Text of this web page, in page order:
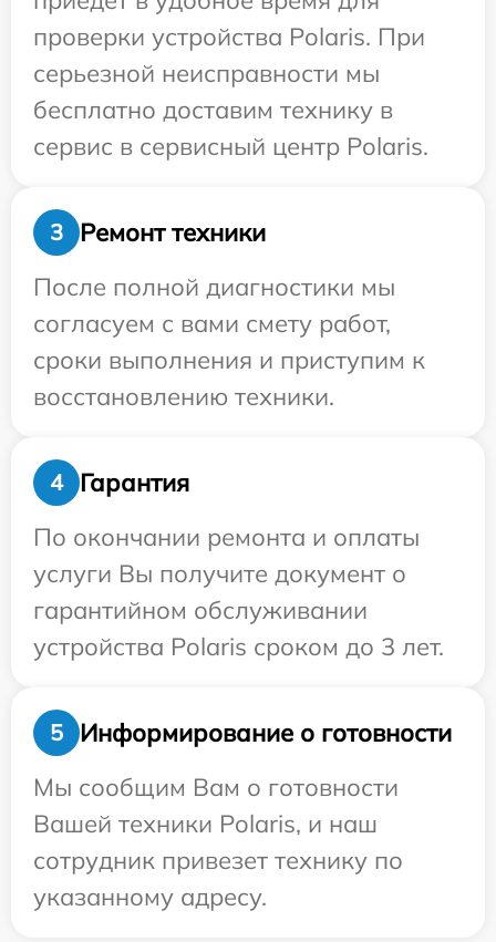
проверки устройства Polaris. При
серьезной неисправности мы
бесплатно доставим технику в
сервис в сервисный центр Polaris.
3
Ремонт техники
После полной диагностики мы
согласуем с вами смету работ,
сроки выполнения и приступим к
восстановлению техники.
4
Гарантия
По окончании ремонта и оплаты
услуги Вы получите документ о
гарантийном обслуживании
устройства Polaris сроком до 3 лет.
5
Информирование о готовности
Мы сообщим Вам о готовности
Вашей техники Polaris, и наш
сотрудник привезет технику по
указанному адресу.